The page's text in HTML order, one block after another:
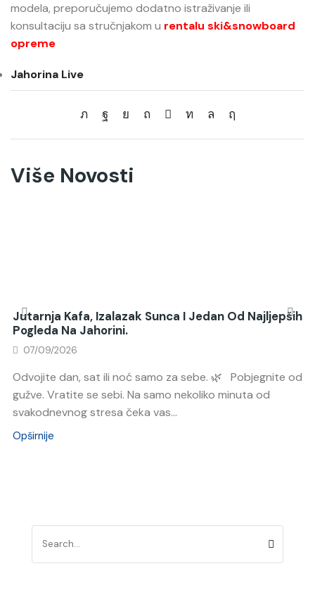
modela, preporučujemo dodatno istraživanje ili
konsultaciju sa stručnjakom u rentalu ski&snowboard
opreme
Jahorina Live
Više Novosti
Jutarnja Kafa, Izalazak Sunca I Jedan Od Najljepših
Pogleda Na Jahorini.
07/09/2026
Odvojite dan, sat ili noć samo za sebe. 🌿 Pobjegnite od
gužve. Vratite se sebi. Na samo nekoliko minuta od
svakodnevnog stresa čeka vas...
Opširnije